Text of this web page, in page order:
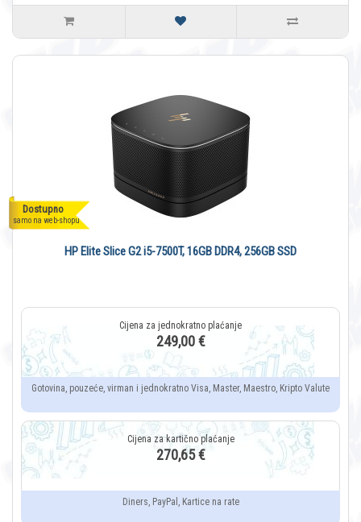
Dostupno
samo na web-shopu
HP Elite Slice G2 i5-7500T, 16GB DDR4, 256GB SSD
249,00 €
Gotovina, pouzeće, virman i jednokratno Visa, Master, Maestro, Kripto Valute
270,65 €
Diners, PayPal, Kartice na rate